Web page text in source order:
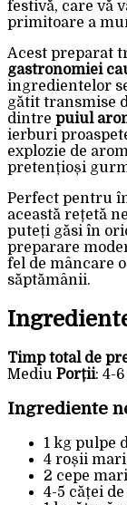
festivă, care vă
primitoare a
Acest preparat
gastronomiei
ingredientelor
gătit transmise
dintre puiul
ierburi
explozie de
pretențioși
Perfect pentru
această rețetă
puteți găsi în
preparare
fel de mâncare
săptămânii.
Timp total de
Mediu Porții: 4-
Ingrediente
1 kg pulpe
4 roșii
2 cepe mari
4-5 căței